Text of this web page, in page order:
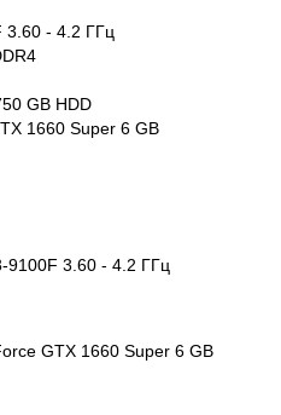
3.60 - 4.2 ГГц
GB HDD
1660 Super 6 GB
9100F 3.60 - 4.2 ГГц
GTX 1660 Super 6 GB